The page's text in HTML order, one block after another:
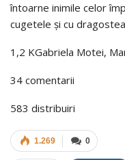
întoarne inimile celor
cugetele și cu
1,2 KGabriela Motei,
34 comentarii
583 distribuiri
0
1.269